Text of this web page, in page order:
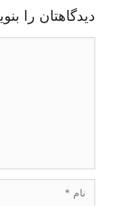
دیدگاهتان را